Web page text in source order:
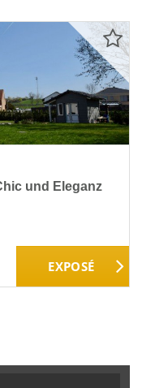
und Eleganz